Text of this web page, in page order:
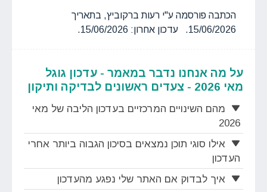
הכתבה פורסמה ע"י רעות ברקוביץ, בתאריך
15/06/2026. עדכון אחרון: 15/06/2026.
על מה אנחנו נדבר במאמר - עדכון גוגל
מאי 2026 - צעדים ראשונים לבדיקה ותיקון
מהם השינויים המרכזיים בעדכון הליבה של מאי
2026
אילו סוגי תוכן נמצאים בסיכון הגבוה ביותר אחרי
העדכון
איך לבדוק אם האתר שלי נפגע מהעדכון